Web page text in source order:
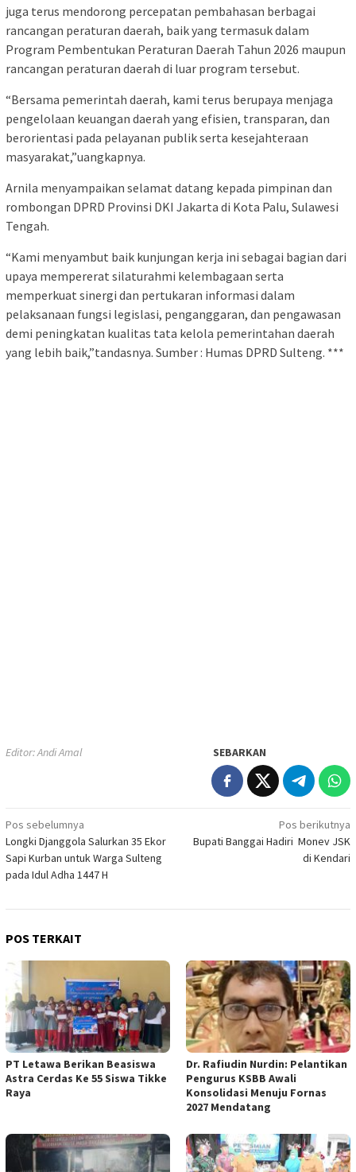
juga terus mendorong percepatan pembahasan berbagai
rancangan peraturan daerah, baik yang termasuk dalam
Program Pembentukan Peraturan Daerah Tahun 2026 maupun
rancangan peraturan daerah di luar program tersebut.
“Bersama pemerintah daerah, kami terus berupaya menjaga
pengelolaan keuangan daerah yang efisien, transparan, dan
berorientasi pada pelayanan publik serta kesejahteraan
masyarakat,”uangkapnya.
Arnila menyampaikan selamat datang kepada pimpinan dan
rombongan DPRD Provinsi DKI Jakarta di Kota Palu, Sulawesi
Tengah.
“Kami menyambut baik kunjungan kerja ini sebagai bagian dari
upaya mempererat silaturahmi kelembagaan serta
memperkuat sinergi dan pertukaran informasi dalam
pelaksanaan fungsi legislasi, penganggaran, dan pengawasan
demi peningkatan kualitas tata kelola pemerintahan daerah
yang lebih baik,”tandasnya. Sumber : Humas DPRD Sulteng. ***
Editor: Andi Amal SEBARKAN
Navigasi
pos
Pos sebelumnya
Longki Djanggola Salurkan 35 Ekor
Sapi Kurban untuk Warga Sulteng
pada Idul Adha 1447 H
Pos berikutnya
Bupati Banggai Hadiri Monev JSK
di Kendari
POS TERKAIT
PT Letawa Berikan Beasiswa
Astra Cerdas Ke 55 Siswa Tikke
Raya
Dr. Rafiudin Nurdin: Pelantikan
Pengurus KSBB Awali
Konsolidasi Menuju Fornas
2027 Mendatang